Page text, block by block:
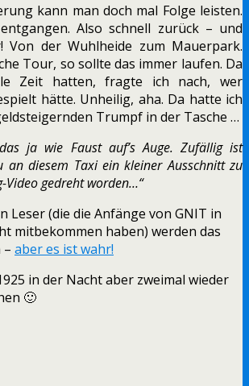
kann man doch mal Folge leisten.
Also schnell zurück – und
Von der Wuhlheide zum Mauerpark.
Tour, so sollte das immer laufen. Da
Zeit hatten, fragte ich nach, wer
hätte. Unheilig, aha. Da hatte ich
Trumpf in der Tasche …
ja wie Faust auf’s Auge. Zufällig ist
an diesem Taxi ein kleiner Ausschnitt zu
Video gedreht worden…“
Leser (die die Anfänge von GNIT in
mitbekommen haben) werden das
– aber es ist wahr!
in der Nacht aber zweimal wieder
🙂